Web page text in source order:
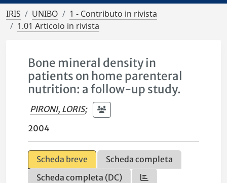
IRIS UNIBO
1 - Contributo in rivista
1.01 Articolo in rivista
Bone mineral density in
patients on home parenteral
nutrition: a follow-up study.
PIRONI, LORIS;
2004
Scheda breve
Scheda completa
Scheda completa (DC)